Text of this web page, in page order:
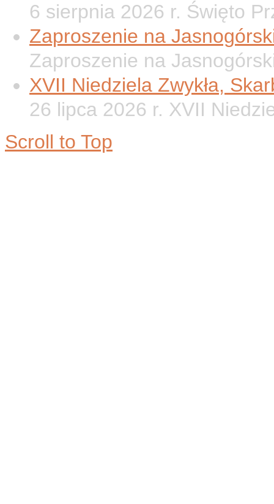
6 sierpnia 2026 r. Święto
Zaproszenie na
Zaproszenie na
XVII Niedziela Zwykła,
26 lipca 2026 r. XVII
Scroll to Top